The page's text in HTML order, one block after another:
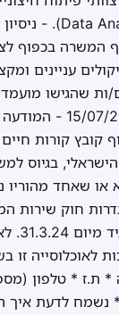
המשרה בכפוף
עניינים
שהגישו
מועד אחרון
קורות
בגיוס
או שאחד מהוריו
* טלפון
לדעת איך